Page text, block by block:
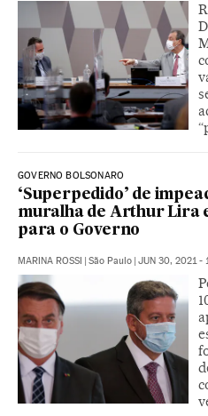
GOVERNO BOLSONARO
‘Superpedido’ de
muralha de Arthur Lira
para o Governo
MARINA ROSSI São Paulo JUN 30, 2021 -